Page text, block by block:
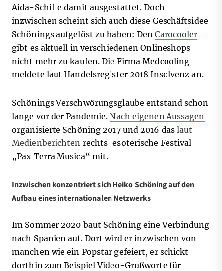
Aida-Schiffe damit ausgestattet. Doch
inzwischen scheint sich auch diese Geschäftsidee
Schönings aufgelöst zu haben: DenCarocooler
gibt es aktuell in verschiedenen Onlineshops
nicht mehr zu kaufen. Die Firma Medcooling
meldete laut Handelsregister 2018 Insolvenz an.
Schönings Verschwörungsglaube entstand schon
lange vor der Pandemie.Nach eigenen Aussagen
organisierte Schöning 2017 und 2016 daslaut
Medienberichten rechts-esoterische Festival
„Pax Terra Musica“ mit.
Inzwischen konzentriert sich Heiko Schöning auf den
Aufbau eines internationalen Netzwerks
Im Sommer 2020 baut Schöning eine Verbindung
nach Spanien auf. Dort wird er inzwischen von
manchen wie ein Popstar gefeiert, er schickt
dorthin zum Beispiel Video-Grußworte für